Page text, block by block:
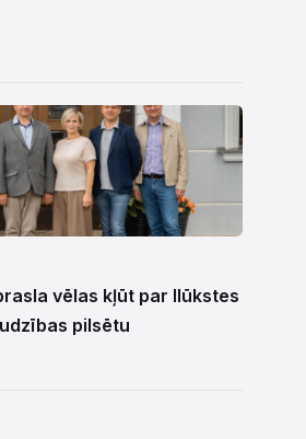
vēlas kļūt par Ilūkstes
pilsētu